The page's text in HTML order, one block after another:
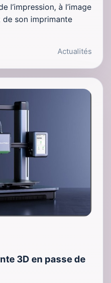
l’impression, à l’image
de son imprimante
Actualités
3D en passe de